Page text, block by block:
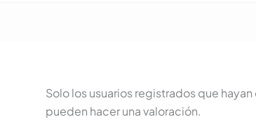
Solo los usuarios registrados que
pueden hacer una valoración.